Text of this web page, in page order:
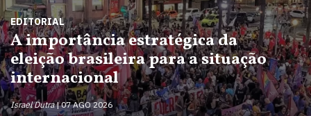
EDITORIAL
A importância estratégica da
eleição brasileira para a situação
internacional
Israel Dutra 07 AGO 2026